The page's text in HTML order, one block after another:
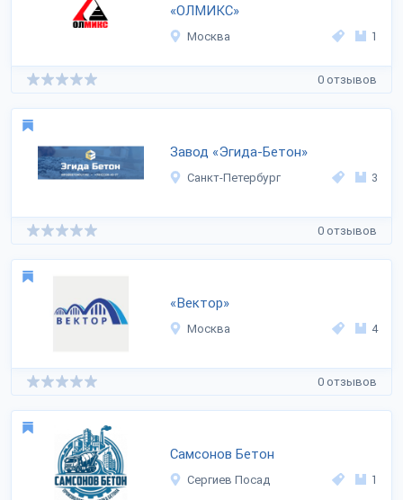
«ОЛМИКС»
Москва 1
0 отзывов
Завод «Эгида-Бетон»
Санкт-Петербург 3
0 отзывов
«Вектор»
Москва 4
0 отзывов
Самсонов Бетон
Сергиев Посад 1